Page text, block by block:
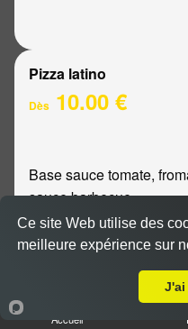
Pizza latino
Dès 10.00 €
Base sauce tomate,
sauce barbecue
Accueil
Ce site Web utilise des
meilleure expérience sur
J'ai